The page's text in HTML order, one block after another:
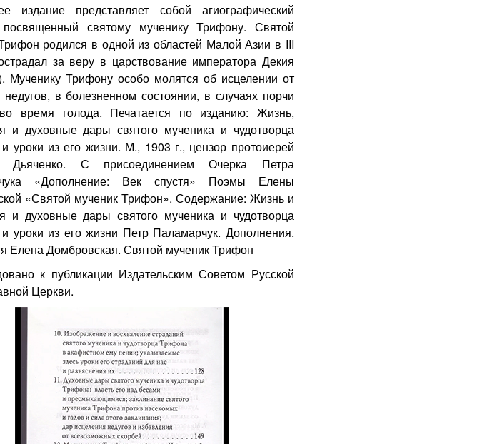
издание представляет собой агиографический
посвященный святому мученику Трифону. Святой
родился в одной из областей Малой Азии в III
за веру в царствование императора Декия
Мученику Трифону особо молятся об исцелении от
недугов, в болезненном состоянии, в случаях порчи
время голода. Печатается по изданию: Жизнь,
и духовные дары святого мученика и чудотворца
уроки из его жизни. М., 1903 г., цензор протоиерей
Дьяченко. С присоединением Очерка Петра
«Дополнение: Век спустя» Поэмы Елены
«Святой мученик Трифон». Содержание: Жизнь и
и духовные дары святого мученика и чудотворца
уроки из его жизни Петр Паламарчук. Дополнения.
Елена Домбровская. Святой мученик Трифон
к публикации Издательским Советом Русской
Церкви.